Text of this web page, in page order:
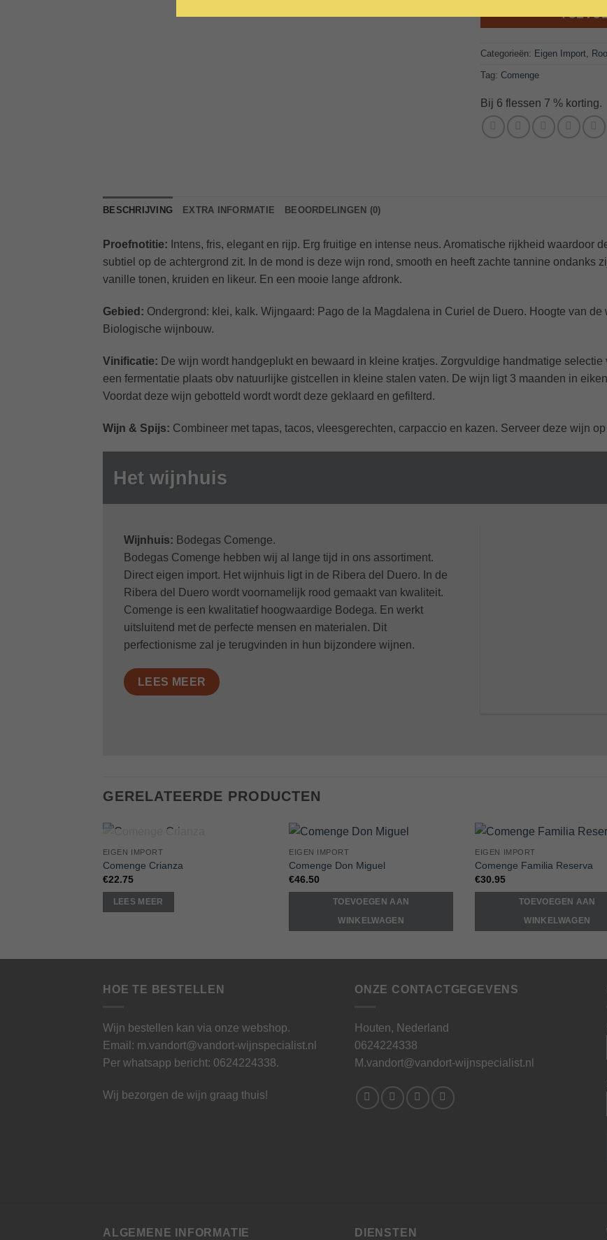
Categorieën: Eigen Import
Tag: Comenge
Bij 6 flessen 7 % korting.
BESCHRIJVING EXTRA INFORMATIE BEOORDELINGEN (0)
Proefnotitie: Intens, fris, elegant en rijp. Erg fruitige en intense neus. Aromatische rijkheid waardoor
subtiel op de achtergrond zit. In de mond is deze wijn rond, smooth en heeft zachte tannine ondanks
vanille tonen, kruiden en likeur. En een mooie lange afdronk.
Gebied: Ondergrond: klei, kalk. Wijngaard: Pago de la Magdalena in Curiel de Duero. Hoogte van
Biologische wijnbouw.
Vinificatie: De wijn wordt handgeplukt en bewaard in kleine kratjes. Zorgvuldige handmatige
een fermentatie plaats obv natuurlijke gistcellen in kleine stalen vaten. De wijn ligt 3 maanden in
Voordat deze wijn gebotteld wordt wordt deze geklaard en gefilterd.
Wijn & Spijs: Combineer met tapas, tacos, vleesgerechten, carpaccio en kazen. Serveer deze wijn
Het wijnhuis
Wijnhuis: Bodegas Comenge.
Bodegas Comenge hebben wij al lange tijd in ons assortiment.
Direct eigen import. Het wijnhuis ligt in de Ribera del Duero. In de
Ribera del Duero wordt voornamelijk rood gemaakt van kwaliteit.
Comenge is een kwalitatief hoogwaardige Bodega. En werkt
uitsluitend met de perfecte mensen en materialen. Dit
perfectionisme zal je terugvinden in hun bijzondere wijnen.
LEES MEER
GERELATEERDE PRODUCTEN
UITVERKOCHT
EIGEN IMPORT
Comenge Crianza
€22.75
LEES MEER
EIGEN IMPORT
Comenge Don Miguel
€46.50
TOEVOEGEN AAN
WINKELWAGEN
EIGEN IMPORT
Comenge Familia Reserva
€30.95
TOEVOEGEN AAN
WINKELWAGEN
HOE TE BESTELLEN
Wijn bestellen kan via onze webshop.
Email: m.vandort@vandort-wijnspecialist.nl
Per whatsapp bericht: 0624224338.
Wij bezorgen de wijn graag thuis!
ONZE CONTACTGEGEVENS
Houten, Nederland
0624224338
M.vandort@vandort-wijnspecialist.nl
ALGEMENE INFORMATIE DIENSTEN